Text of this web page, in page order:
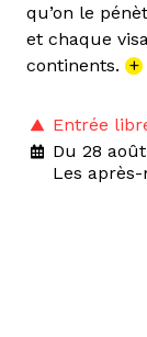
qu’on le
et chaque
continents. +
Entrée
Du 28
Les